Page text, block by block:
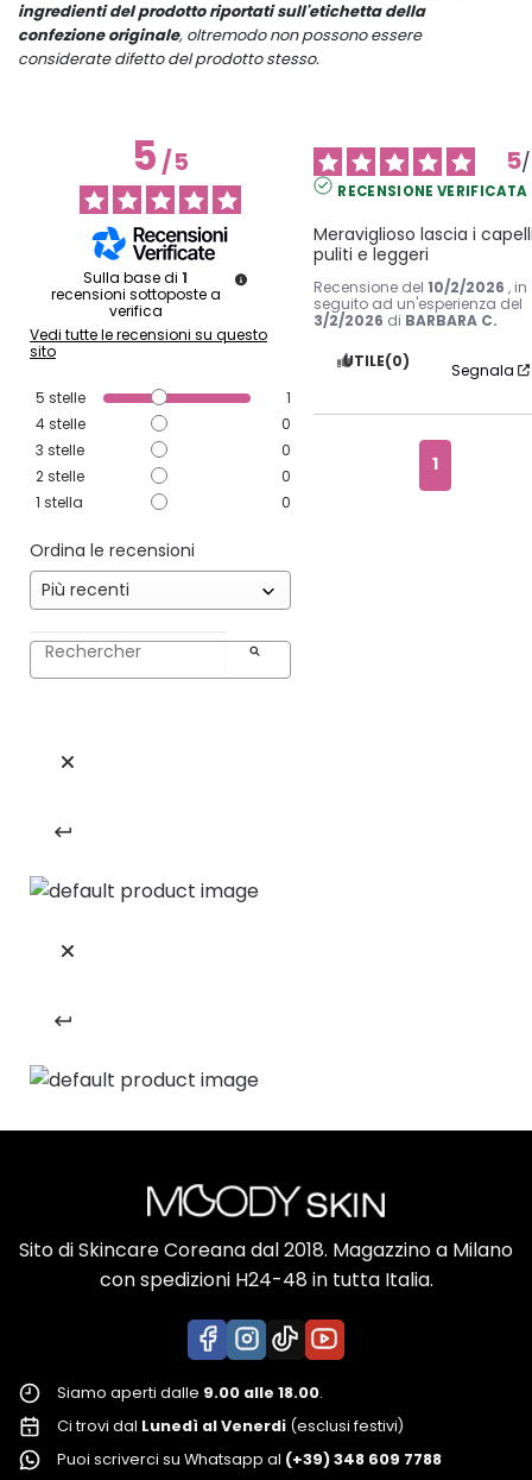
ingredienti del prodotto riportati sull'etichetta della
confezione originale, oltremodo non possono essere
considerate difetto del prodotto stesso.
5/5
Sulla base di1
recensioni sottoposte a
verifica
Vedi tutte le recensioni su questo
sito
5 stelle
1
4stelle
0
3 stelle
0
2stelle
0
1 stella 0
Ordina le recensioni
5/
RECENSIONE VERIFICATA
Meraviglioso lascia i
puliti e leggeri
Recensione del10/2/2026 , in
seguito ad un'esperienza del
3/2/2026 di BARBARA C.
UTILE(0) Segnala
1
Sito di Skincare Coreana dal 2018. Magazzino a Milano
con spedizioni H24-48 in tutta Italia.
Siamo aperti dalle 9.00 alle 18.00.
Ci trovi dal Lunedì al Venerdi(esclusi festivi)
Puoi scriverci su Whatsapp al (+39) 348 609 7788